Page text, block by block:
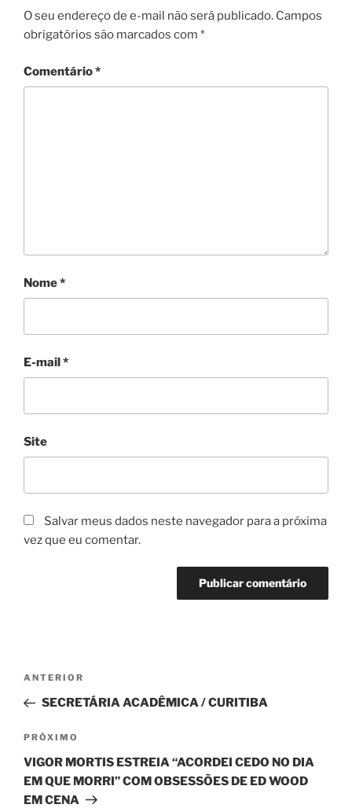
O seu endereço de e-mail não será publicado. Campos
obrigatórios são marcados com *
Comentário*
Nome*
E-mail*
Site
Salvar meus dados neste navegador para a próxima
vez que eu comentar.
Navegação
Post
Post
anterior
ANTERIOR
SECRETÁRIA ACADÊMICA / CURITIBA
Próximo
post
PRÓXIMO
VIGOR MORTIS ESTREIA “ACORDEI CEDO NO DIA
EM QUE MORRI” COM OBSESSÕES DE ED WOOD
EM CENA